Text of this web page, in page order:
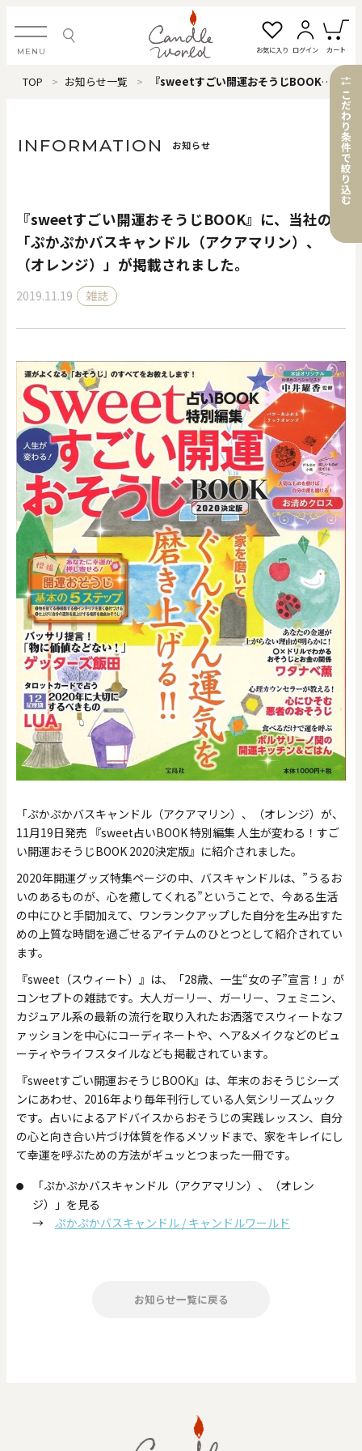
MENU お気に入り ログイン カート
ログイン・新規会員登録
すべてのアイテム
0 20000
円 ～ 円
クリア OK
色で探す
お買い物ガイド お知らせ お問い合わせ
TOP お知らせ一覧 『sweetすごい開運おそうじBOOK』に、当社の「ぷかぷかバスキャンドル（アクアマリン）、（オレンジ）」が掲載されました。
INFORMATION お知らせ
『sweetすごい開運おそうじBOOK』に、当社の
「ぷかぷかバスキャンドル（アクアマリン）、
（オレンジ）」が掲載されました。
2019.11.19 雑誌
「ぷかぷかバスキャンドル（アクアマリン）、（オレンジ）が、
11月19日発売 『sweet占いBOOK 特別編集 人生が変わる！すご
い開運おそうじBOOK 2020決定版』に紹介されました。
2020年開運グッズ特集ページの中、バスキャンドルは、”うるお
いのあるものが、心を癒してくれる”ということで、今ある生活
の中にひと手間加えて、ワンランクアップした自分を生み出すた
めの上質な時間を過ごせるアイテムのひとつとして紹介されてい
ます。
『sweet（スウィート）』は、「28歳、一生“女の子”宣言！」が
コンセプトの雑誌です。大人ガーリー、ガーリー、フェミニン、
カジュアル系の最新の流行を取り入れたお洒落でスウィートなフ
ァッションを中心にコーディネートや、ヘア&メイクなどのビュ
ーティやライフスタイルなども掲載されています。
『sweetすごい開運おそうじBOOK』は、年末のおそうじシーズ
ンにあわせ、2016年より毎年刊行している人気シリーズムック
です。占いによるアドバイスからおそうじの実践レッスン、自分
の心と向き合い片づけ体質を作るメソッドまで、家をキレイにし
て幸運を呼ぶための方法がギュッとつまった一冊です。
「ぷかぷかバスキャンドル（アクアマリン）、（オレン
ジ）」を見る
→ ぷかぷかバスキャンドル / キャンドルワールド
お知らせ一覧に戻る
こ
だ
わ
り
条
件
で
絞
り
込
む